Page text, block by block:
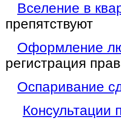
Вселение в
препятствуют
Оформление
регистрация
Оспаривание
Консультации